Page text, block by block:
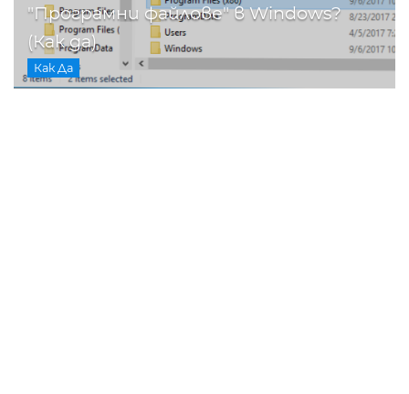
"Програмни файлове" в Windows?
(Как да)
Как Да